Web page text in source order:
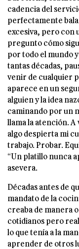
cadencia del
perfectamente
excesiva, pero con
pregunto cómo
por todo el mundo
tantas décadas,
venir de cualquier
aparece en un
alguien y la idea
caminando por un
llama la atención. A
algo despierta mi
trabajo. Probar.
“Un platillo nunca
asevera.
Décadas antes de
mandato de la
creaba de manera
cotidianos pero
lo que tenía a la
aprender de otros